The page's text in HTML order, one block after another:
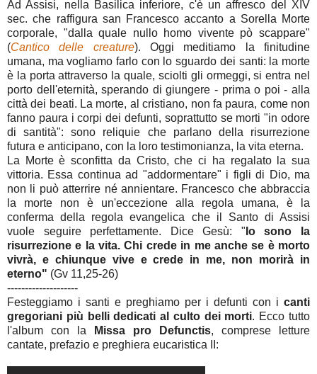
Ad Assisi, nella Basilica inferiore, c'è un affresco del XIV
sec. che raffigura san Francesco accanto a Sorella Morte
corporale, "dalla quale nullo homo vivente pò scappare"
(Cantico delle creature). Oggi meditiamo la finitudine
umana, ma vogliamo farlo con lo sguardo dei santi: la morte
è la porta attraverso la quale, sciolti gli ormeggi, si entra nel
porto dell'eternità, sperando di giungere - prima o poi - alla
città dei beati. La morte, al cristiano, non fa paura, come non
fanno paura i corpi dei defunti, soprattutto se morti "in odore
di santità": sono reliquie che parlano della risurrezione
futura e anticipano, con la loro testimonianza, la vita eterna.
La Morte è sconfitta da Cristo, che ci ha regalato la sua
vittoria. Essa continua ad "addormentare" i figli di Dio, ma
non li può atterrire né annientare. Francesco che abbraccia
la morte non è un'eccezione alla regola umana, è la
conferma della regola evangelica che il Santo di Assisi
vuole seguire perfettamente. Dice Gesù: " Io sono la
risurrezione e la vita. Chi crede in me anche se è morto
vivrà, e chiunque vive e crede in me, non morirà in
eterno" (Gv 11,25-26)
--------------------
Festeggiamo i santi e preghiamo per i defunti con i canti
gregoriani più belli dedicati al culto dei morti. Ecco tutto
l'album con la
Missa pro Defunctis, comprese letture
cantate, prefazio e preghiera eucaristica II: